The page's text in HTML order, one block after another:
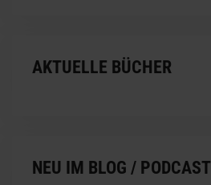
AKTUELLE BÜCHER
NEU IM BLOG / PODCAST